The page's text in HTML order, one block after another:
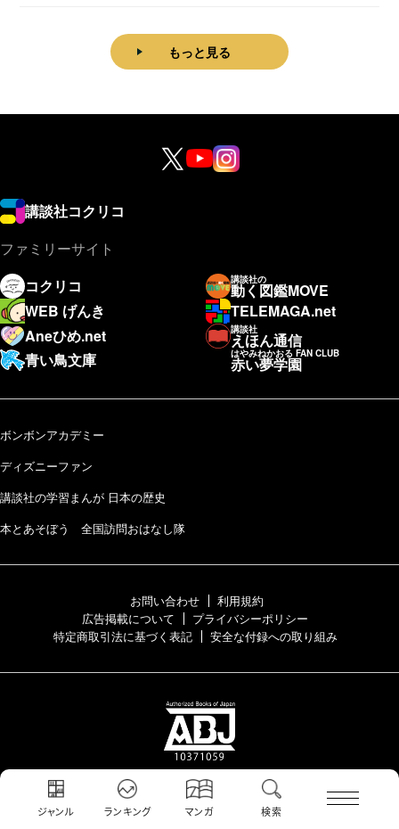
ジャンル ランキング マンガ 検索
もっと見る
講談社コクリコ
ファミリーサイト
コクリコ
講談社の
動く図鑑MOVE
WEB げんき
TELEMAGA.net
Aneひめ.net
講談社
えほん通信
青い鳥文庫
はやみねかおる FAN CLUB
赤い夢学園
ボンボンアカデミー
ディズニーファン
講談社の学習まんが 日本の歴史
本とあそぼう 全国訪問おはなし隊
お問い合わせ
利用規約
広告掲載について
プライバシーポリシー
特定商取引法に基づく表記
安全な付録への取り組み
TELEMAGA.netは正規版配信サイトマークを取得したサービスです。
ABJマークは、この電子書店・電子書籍配信サービスが、著作権者からコンテン
ツ使用許諾を得た正規版配信サービスであることを示す登録商標（登録番号 第